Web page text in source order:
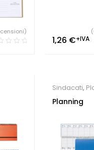
1,26 €+IVA
Sindacati,
Mensili
Planning